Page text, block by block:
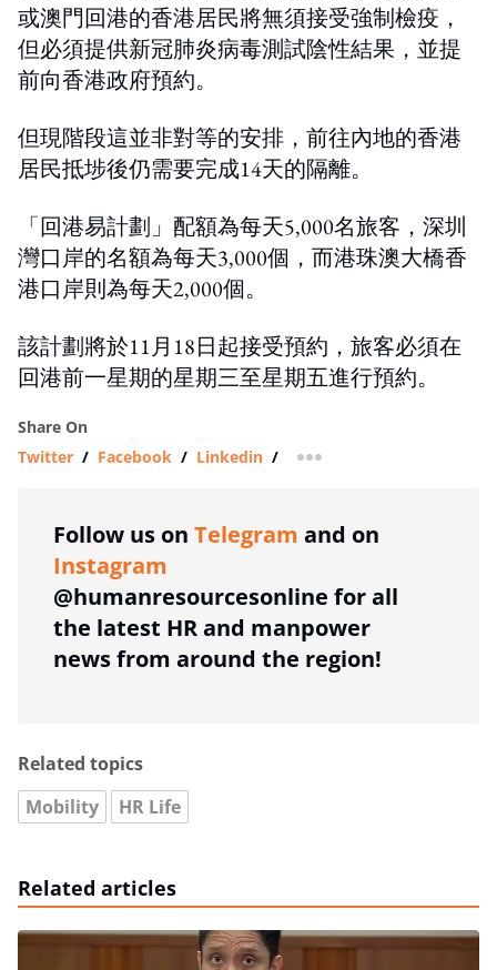
或澳門回港的香港居民將無須接受強制檢疫，
但必須提供新冠肺炎病毒測試陰性結果，並提
前向香港政府預約。
但現階段這並非對等的安排，前往內地的香港
居民抵埗後仍需要完成14天的隔離。
「回港易計劃」配額為每天5,000名旅客，深圳
灣口岸的名額為每天3,000個，而港珠澳大橋香
港口岸則為每天2,000個。
該計劃將於11月18日起接受預約，旅客必須在
回港前一星期的星期三至星期五進行預約。
Share On
Twitter / Facebook / Linkedin / more sharing option
Follow us on Telegram and on
Instagram
@humanresourcesonline for all
the latest HR and manpower
news from around the region!
Related topics
Mobility
HR Life
Related articles